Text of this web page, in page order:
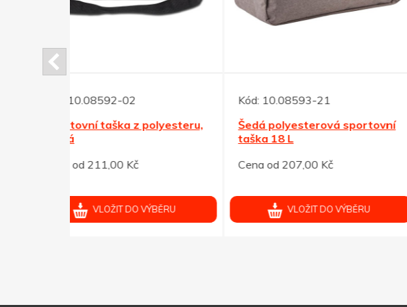
Kód:10.08593-21
Šedá polyesterová sportovní
Cena od 207,00 Kč
VLOŽIT DO VÝBĚRU
Kód:10.08762-02
černá